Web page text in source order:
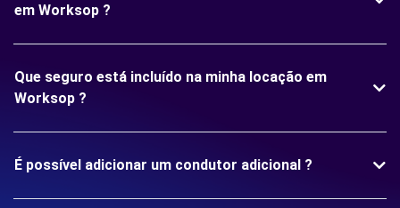
em Worksop ?
Que seguro está incluído na minha locação em
Worksop ?
É possível adicionar um condutor adicional ?